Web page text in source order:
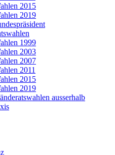
2015
2019
1999
2003
2007
2011
2015
2019
ausserhalb